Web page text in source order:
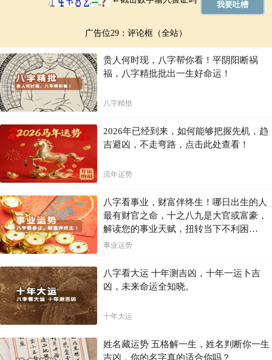
,我国国土广袤,乡村道路系统复杂多样,许多地区地形崎岖,路况变化多
端,如果没有清晰的标识和方向指引,用户在行驶过程中,极易迷路或面临
潜在安全隐患。数据显示,截至2023年底,我国农村公路总里程达460万公
里,占全国公路通车里程的84.6%。这不仅是人们日常生活出行的关键路
线,也是推动城乡一体化发展的重要基础。因此,乡村道路数字化和智能
化的导航能力覆盖需求十分迫切。,本次百度地图发布的北斗高精车道级
导航3.0,依托北斗高精定位和最新大模型技术,提出了全新解决方案。百
度地图基于业内首创的地图生成大模型,截止今年9月,已完成覆盖全国36
0万公里道路的车道级地图数据制作,涵盖了全国360多个城市、2800多个
区县以及38000多个乡镇,领先行业的覆盖速度标志着导航领域的重大突
破。由此,百度地图车道级导航率先从覆盖高快速路的1.0、覆盖城市道
受车道级导航服务和安全预警,实现了“去哪都能开”。,
广告位29：评论框（全站）
贵人何时现，八字帮你看！平阴阳断祸
福，八字精批批出一生好命运！
八字精批
2026年已经到来，如何能够把握先机，趋
吉避凶，不走弯路，点击此处查看！
流年运势
八字看事业，财富伴终生！哪日出生的人
最有财官之命，十之八九是大官或富豪，
解读您的事业天赋，扭转当下不利困
局！！
事业运势
八字看大运 十年测吉凶，十年一运卜吉
凶，未来命运全知晓。
十年大运
姓名藏运势 五格解一生，姓名判断你一生
吉凶，你的名字真的适合你吗？